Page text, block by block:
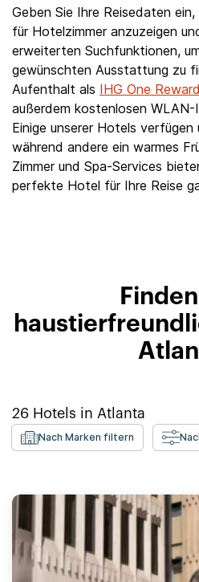
Geben Sie Ihre Reisedaten
für Hotelzimmer anzuzeigen
erweiterten Suchfunktionen,
gewünschten Ausstattung zu
Aufenthalt als IHG One
außerdem kostenlosen
Einige unserer Hotels verfügen
während andere ein warmes
Zimmer und Spa-Services
perfekte Hotel für Ihre Reise
26 Hotels in Atlanta
Nach Marken filtern